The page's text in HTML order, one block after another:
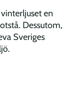
en
Dessutom,
Sveriges